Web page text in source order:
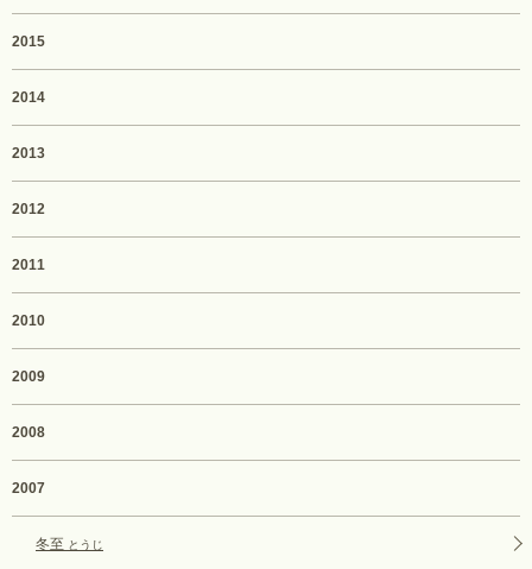
2015
2014
2013
2012
2011
2010
2009
2008
2007
冬至 とうじ